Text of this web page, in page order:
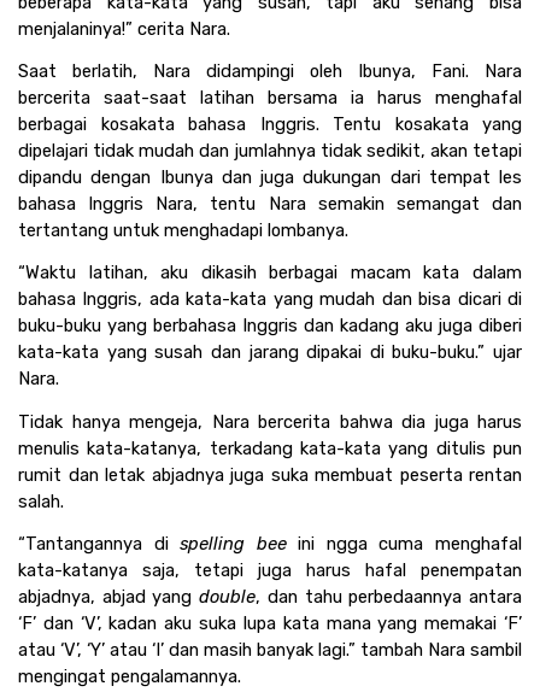
menjalaninya!” cerita Nara.
Saat berlatih, Nara didampingi oleh Ibunya, Fani. Nara
bercerita saat-saat latihan bersama ia harus menghafal
berbagai kosakata bahasa Inggris. Tentu kosakata yang
dipelajari tidak mudah dan jumlahnya tidak sedikit, akan tetapi
dipandu dengan Ibunya dan juga dukungan dari tempat les
bahasa Inggris Nara, tentu Nara semakin semangat dan
tertantang untuk menghadapi lombanya.
“Waktu latihan, aku dikasih berbagai macam kata dalam
bahasa Inggris, ada kata-kata yang mudah dan bisa dicari di
buku-buku yang berbahasa Inggris dan kadang aku juga diberi
kata-kata yang susah dan jarang dipakai di buku-buku.” ujar
Nara.
Tidak hanya mengeja, Nara bercerita bahwa dia juga harus
menulis kata-katanya, terkadang kata-kata yang ditulis pun
rumit dan letak abjadnya juga suka membuat peserta rentan
salah.
“Tantangannya di spelling bee ini ngga cuma menghafal
kata-katanya saja, tetapi juga harus hafal penempatan
abjadnya, abjad yang double, dan tahu perbedaannya antara
‘F’ dan ‘V’, kadan aku suka lupa kata mana yang memakai ‘F’
atau ‘V’, ‘Y’ atau ‘I’ dan masih banyak lagi.” tambah Nara sambil
mengingat pengalamannya.